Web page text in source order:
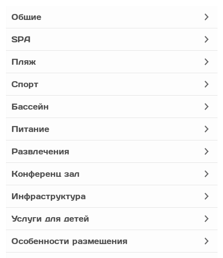
Общие
SPA
Пляж
Спорт
Бассейн
Питание
Развлечения
Конференц зал
Инфраструктура
Услуги для детей
Особенности размещения